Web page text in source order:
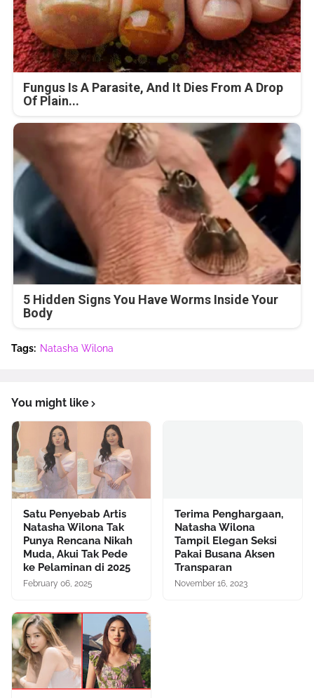
Fungus Is A Parasite, And It Dies From A Drop
Of Plain...
5 Hidden Signs You Have Worms Inside Your
Body
Tags: Natasha Wilona
You might like
Satu Penyebab Artis
Natasha Wilona Tak
Punya Rencana Nikah
Muda, Akui Tak Pede
ke Pelaminan di 2025
February 06, 2025
Terima Penghargaan,
Natasha Wilona
Tampil Elegan Seksi
Pakai Busana Aksen
Transparan
November 16, 2023